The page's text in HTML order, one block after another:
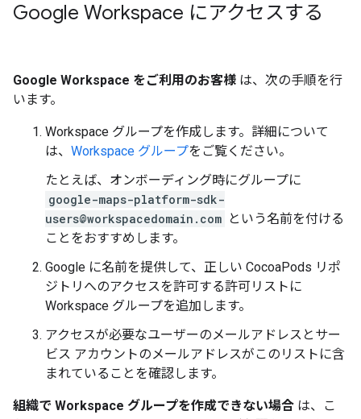
Google Workspace にアクセスする
Google Workspace をご利用のお客様 は、次の手順を行
います。
Workspace グループを作成します。詳細について
は、 Workspace グループをご覧ください。
たとえば、オンボーディング時にグループに
google-maps-platform-sdk-
users@workspacedomain.com という名前を付ける
ことをおすすめします。
Google に名前を提供して、正しい CocoaPods リポ
ジトリへのアクセスを許可する許可リストに
Workspace グループを追加します。
アクセスが必要なユーザーのメールアドレスとサー
ビス アカウントのメールアドレスがこのリストに含
まれていることを確認します。
組織で Workspace グループを作成できない場合 は、こ